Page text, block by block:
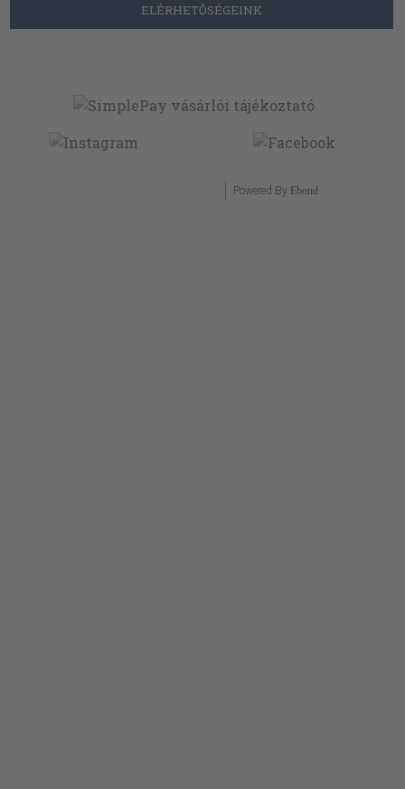
ELÉRHETŐSÉGEINK
Powered By Ebond